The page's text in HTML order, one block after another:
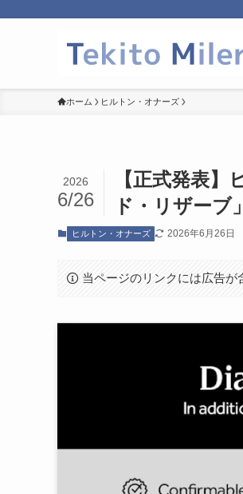
ホーム ヒルトン・オナーズ
【正式発表
ド・リザーブ
2026
6/26
ヒルトン・オナーズ 2026年6月26日
当ページのリンクには広告が